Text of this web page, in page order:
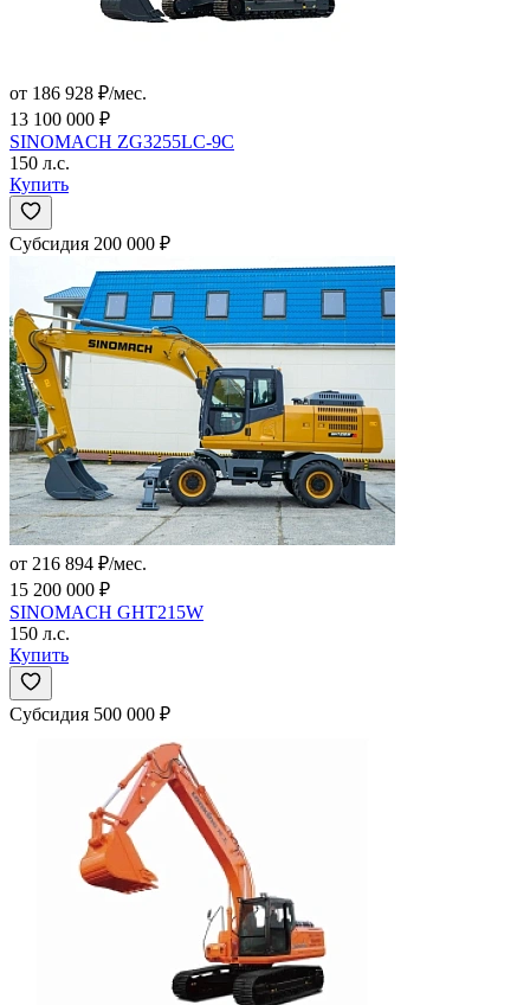
от 186 928 ₽/мес.
13 100 000 ₽
SINOMACH ZG3255LC-9C
150 л.с.
Купить
Субсидия 200 000 ₽
от 216 894 ₽/мес.
15 200 000 ₽
SINOMACH GHT215W
150 л.с.
Купить
Субсидия 500 000 ₽